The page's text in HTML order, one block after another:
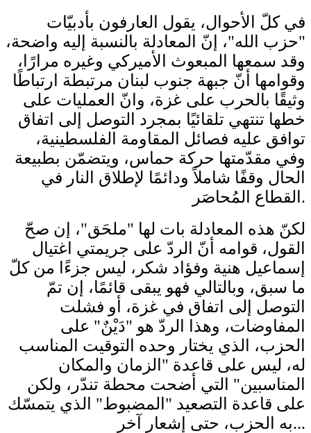
في كلّ الأحوال، يقول العارفون بأدبيّات
"حزب الله"، إنّ المعادلة بالنسبة إليه واضحة،
وقد سمعها المبعوث الأميركي وغيره مرارًا،
وقوامها أنّ جبهة جنوب لبنان مرتبطة ارتباطًا
وثيقًا بالحرب على غزة، وانّ العمليات على
خطها تنتهي تلقائيًا بمجرد التوصل إلى اتفاق
توافق عليه فصائل المقاومة الفلسطينية،
وفي مقدّمتها حركة حماس، ويتضمّن بطبيعة
الحال وقفًا شاملاً ودائمًا لإطلاق النار في
القطاع المُحاصَر.
لكنّ هذه المعادلة بات لها "ملحَق"، إن صحّ
القول، قوامه أنّ الردّ على جريمتي اغتيال
إسماعيل هنية وفؤاد شكر، ليس جزءًا من كلّ
ما سبق، وبالتالي فهو يبقى قائمًا، إن تمّ
التوصل إلى اتفاق في غزة، أو فشلت
المفاوضات، وهذا الردّ هو "دَيْنٌ" على
الحزب، الذي يختار وحده التوقيت المناسب
له، ليس على قاعدة "الزمان والمكان
المناسبين" التي أضحت محطة تندّر، ولكن
على قاعدة التصعيد "المضبوط" الذي يتمسّك
به الحزب، حتى إشعار آخر...